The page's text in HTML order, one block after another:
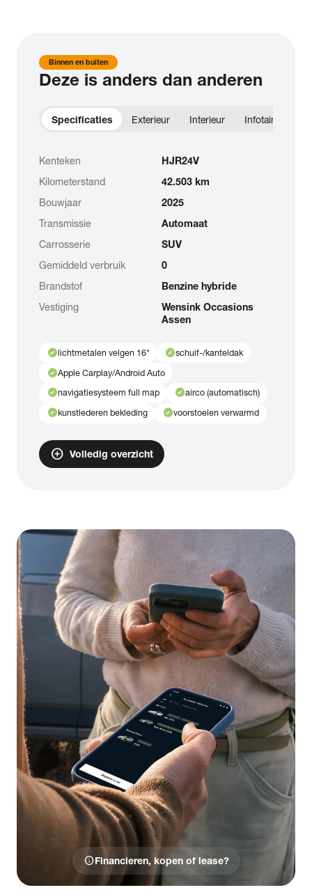
Binnen en buiten
Deze is anders dan anderen
Specificaties Exterieur Interieur Infotainment
Kenteken
HJR24V
Kilometerstand
42.503 km
Bouwjaar
2025
Transmissie
Automaat
Carrosserie
SUV
Gemiddeld verbruik
0
Brandstof
Benzine hybride
Vestiging
Wensink Occasions
Assen
check_circlelichtmetalen velgen 16" check_circleschuif-/kanteldak
check_circleApple Carplay/Android Auto
check_circlenavigatiesysteem full map check_circleairco (automatisch)
check_circlekunstlederen bekleding check_circlevoorstoelen verwarmd
add_circle Volledig overzicht
infoFinancieren, kopen of lease?